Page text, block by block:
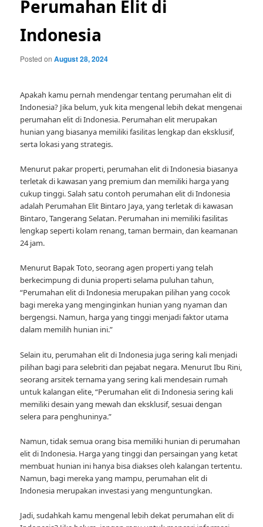
Perumahan Elit di
Indonesia
Posted onAugust 28, 2024
Apakah kamu pernah mendengar tentang perumahan elit di
Indonesia? Jika belum, yuk kita mengenal lebih dekat mengenai
perumahan elit di Indonesia. Perumahan elit merupakan
hunian yang biasanya memiliki fasilitas lengkap dan eksklusif,
serta lokasi yang strategis.
Menurut pakar properti, perumahan elit di Indonesia biasanya
terletak di kawasan yang premium dan memiliki harga yang
cukup tinggi. Salah satu contoh perumahan elit di Indonesia
adalah Perumahan Elit Bintaro Jaya, yang terletak di kawasan
Bintaro, Tangerang Selatan. Perumahan ini memiliki fasilitas
lengkap seperti kolam renang, taman bermain, dan keamanan
24 jam.
Menurut Bapak Toto, seorang agen properti yang telah
berkecimpung di dunia properti selama puluhan tahun,
“Perumahan elit di Indonesia merupakan pilihan yang cocok
bagi mereka yang menginginkan hunian yang nyaman dan
bergengsi. Namun, harga yang tinggi menjadi faktor utama
dalam memilih hunian ini.”
Selain itu, perumahan elit di Indonesia juga sering kali menjadi
pilihan bagi para selebriti dan pejabat negara. Menurut Ibu Rini,
seorang arsitek ternama yang sering kali mendesain rumah
untuk kalangan elite, “Perumahan elit di Indonesia sering kali
memiliki desain yang mewah dan eksklusif, sesuai dengan
selera para penghuninya.”
Namun, tidak semua orang bisa memiliki hunian di perumahan
elit di Indonesia. Harga yang tinggi dan persaingan yang ketat
membuat hunian ini hanya bisa diakses oleh kalangan tertentu.
Namun, bagi mereka yang mampu, perumahan elit di
Indonesia merupakan investasi yang menguntungkan.
Jadi, sudahkah kamu mengenal lebih dekat perumahan elit di